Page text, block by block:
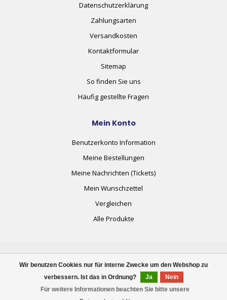
Wir benutzen Cookies nur für interne Zwecke um den Webshop zu
verbessern. Ist das in Ordnung?
Ja
Nein
Für weitere Informationen beachten Sie bitte unsere
Datenschutzerklärung
Zahlungsarten
Versandkosten
Kontaktformular
Sitemap
So finden Sie uns
Häufig gestellte Fragen
Mein Konto
Benutzerkonto Information
Meine Bestellungen
Meine Nachrichten (Tickets)
Mein Wunschzettel
Vergleichen
Alle Produkte
© Copyright 2026 plug+automate.swiss